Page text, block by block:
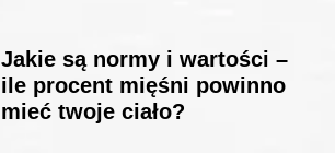
Jakie są normy i wartości –
ile procent mięśni powinno
mieć twoje ciało?